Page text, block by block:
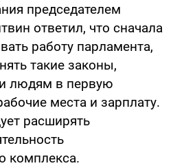
председателем
ответил, что сначала
работу парламента,
такие законы,
людям в первую
места и зарплату.
расширять
комплекса.